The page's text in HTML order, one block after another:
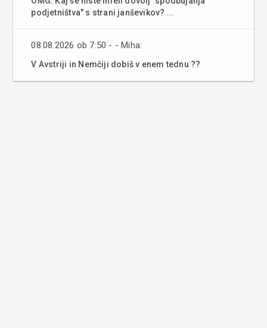
podjetništva" s strani janševikov? ...
08.08.2026 ob 7:50 - - Miha:
V Avstriji in Nemčiji dobiš v enem tednu ??